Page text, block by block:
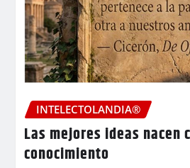
INTELECTOLANDIA®
Las mejores ideas nacen
conocimiento